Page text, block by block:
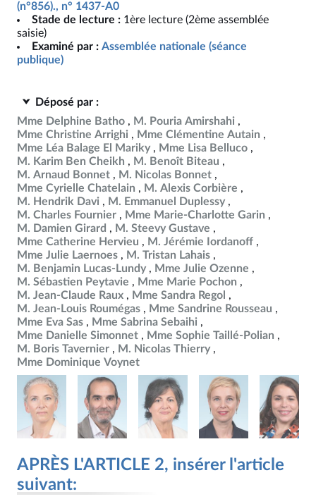
(n°856)., n° 1437-A0
Stade de lecture : 1ère lecture (2ème assemblée
saisie)
Examiné par : Assemblée nationale (séance
publique)
Déposé par :
Mme Delphine Batho
M. Pouria Amirshahi
Mme Christine Arrighi
Mme Clémentine Autain
Mme Léa Balage El Mariky
Mme Lisa Belluco
M. Karim Ben Cheikh
M. Benoît Biteau
M. Arnaud Bonnet
M. Nicolas Bonnet
Mme Cyrielle Chatelain
M. Alexis Corbière
M. Hendrik Davi
M. Emmanuel Duplessy
M. Charles Fournier
Mme Marie-Charlotte Garin
M. Damien Girard
M. Steevy Gustave
Mme Catherine Hervieu
M. Jérémie Iordanoff
Mme Julie Laernoes
M. Tristan Lahais
M. Benjamin Lucas-Lundy
Mme Julie Ozenne
M. Sébastien Peytavie
Mme Marie Pochon
M. Jean-Claude Raux
Mme Sandra Regol
M. Jean-Louis Roumégas
Mme Sandrine Rousseau
Mme Eva Sas
Mme Sabrina Sebaihi
Mme Danielle Simonnet
Mme Sophie Taillé-Polian
M. Boris Tavernier
M. Nicolas Thierry
Mme Dominique Voynet
APRÈS L'ARTICLE 2, insérer l'article
suivant: